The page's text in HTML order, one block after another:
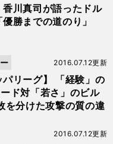
香川真司が語ったドル
優勝までの道のり」
パリーグ】 「経験」の
ド対「若さ」のビル
を分けた攻撃の質の違
2016.07.12更新
2016.07.12更新